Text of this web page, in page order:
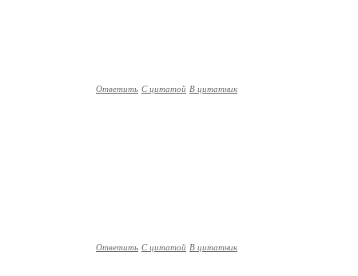
Ответить С цитатой В цитатник
Ответить С цитатой В цитатник